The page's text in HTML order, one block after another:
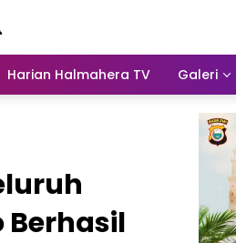
Harian Halmahera TV Galeri
Berhasil